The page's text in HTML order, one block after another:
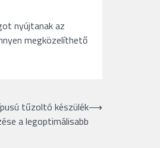
nyújtanak az
megközelíthető
tűzoltó készülék
a legoptimálisabb
⟶